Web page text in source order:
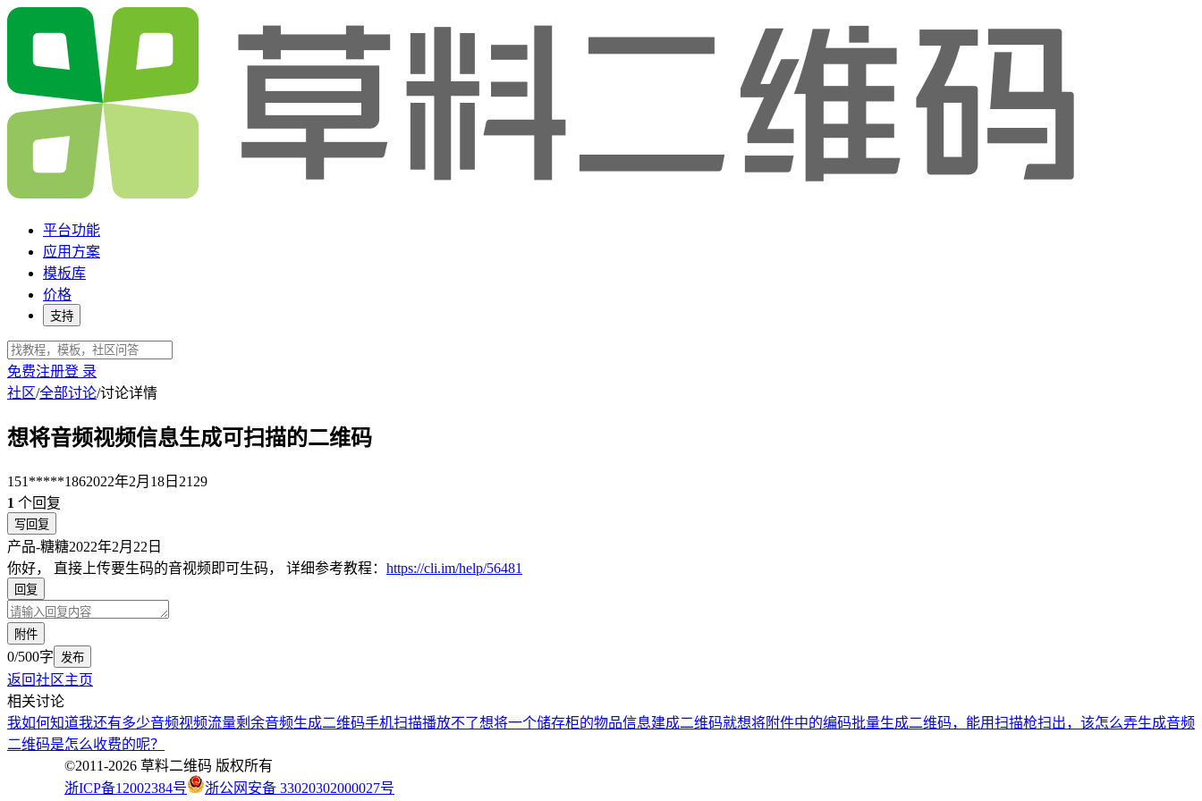
平台功能
应用方案
模板库
价格
支持
免费注册登 录
社区/全部讨论/讨论详情
想将音频视频信息生成可扫描的二维码
151*****1862022年2月18日 2129
1 个回复
写回复
产品-糖糖2022年2月22日
你好， 直接上传要生码的音视频即可生码， 详细参考教程： https://cli.im/help/56481
回复
附件
0/500字 发布
返回社区主页
相关讨论
我如何知道我还有多少音频视频流量剩余音频生成二维码手机扫描播放不了想将一个储存柜的物品信息建成二维码就想将附件中的编码批量生成二维码，能用扫描枪扫出，该怎么弄生成音频
二维码是怎么收费的呢？
©2011-2026 草料二维码 版权所有
浙ICP备12002384号
浙公网安备 33020302000027号